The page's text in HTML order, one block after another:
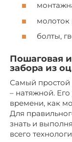
молоток
болты,
Пошаговая
забора из
Самый простой
– натяжной.
времени, как
Для
знать и
всего